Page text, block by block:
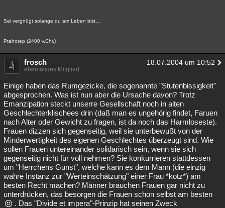
Sei vergnügt solange du am Leben bist...
Ptahotep (2400 v.Chr.)
frosch 18.07.2004 um 10:52
ehemaliges Mitglied
Einige haben das Rumgezicke, die sogenannte "Stutenbissigkeit"
abgesprochen. Was ist nun aber die Ursache davon? Trotz
Emanzipation steckt unserre Gesellschaft noch in alten
Geschlechterklischees drin (daß man es ungehörig findet, Faruen
nach Alter oder Gewicht zu fragen, ist da noch das Harmloseste).
Frauen dizzen sich gegenseitig, weil sie unterbewußt von der
Minderwertigkeit des eigenen Geschlechtes überzeugt sind. Wie
sollen Frauen untereinander solidarisch sein, wenn sie sich
gegenseitig nicht für voll nehmen? Sie konkurrieren stattdessen
um "Herrchens Gunst", welche kann es dem Mann (die einzig
wahre Instanz zur "Werteinschätzung" einer Frau *kotz*) am
besten Recht machen? Männer brauchen Frauen gar nicht zu
unterdrücken, das besorgen die Frauen schon selbst am besten
. Das "Divide et impera"-Prinzip hat seinen Zweck